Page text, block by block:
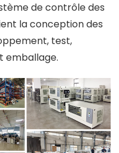
de contrôle des
la conception des
test,
emballage.